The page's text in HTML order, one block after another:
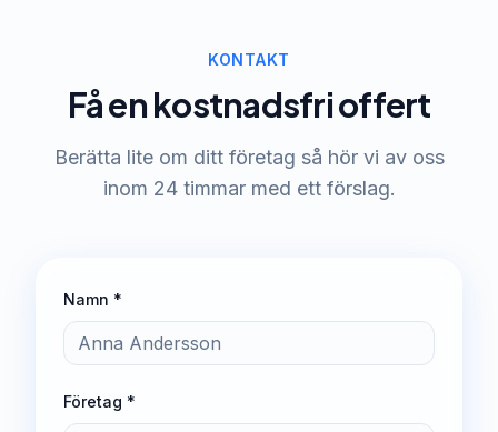
KONTAKT
Få en kostnadsfri offert
Berätta lite om ditt företag så hör vi av oss
inom 24 timmar med ett förslag.
Namn *
Företag *